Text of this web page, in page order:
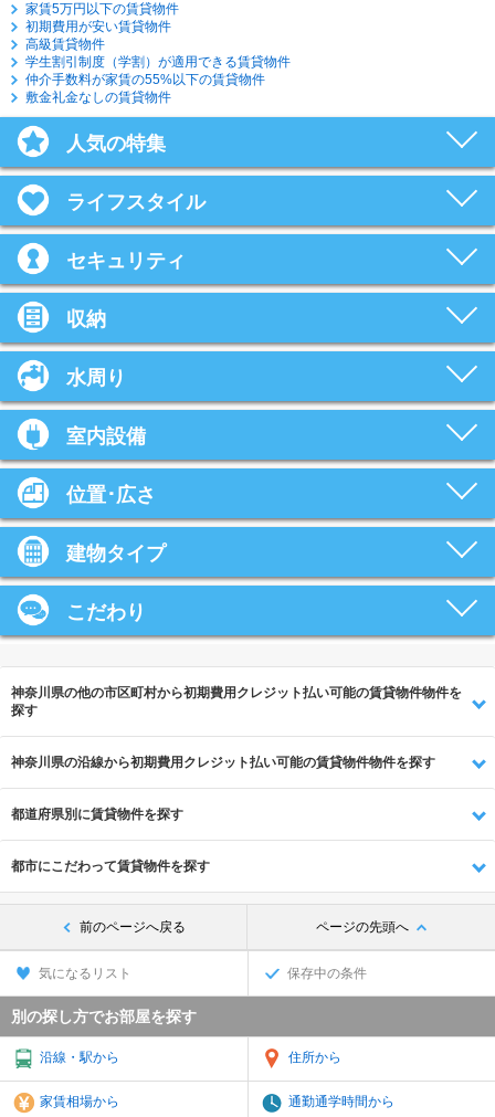
家賃5万円以下の賃貸物件
初期費用が安い賃貸物件
高級賃貸物件
学生割引制度（学割）が適用できる賃貸物件
仲介手数料が家賃の55%以下の賃貸物件
敷金礼金なしの賃貸物件
人気の特集
ライフスタイル
セキュリティ
収納
水周り
室内設備
位置･広さ
建物タイプ
こだわり
神奈川県の他の市区町村から初期費用クレジット払い可能の賃貸物件物件を
探す
神奈川県の沿線から初期費用クレジット払い可能の賃貸物件物件を探す
都道府県別に賃貸物件を探す
都市にこだわって賃貸物件を探す
前のページへ戻る ページの先頭へ
気になるリスト 保存中の条件
別の探し方でお部屋を探す
沿線・駅から 住所から
家賃相場から 通勤通学時間から